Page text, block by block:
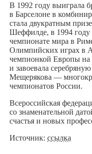
В 1992 году выиграла
в Барселоне в
стала двукратным
Шеффилде, в 1994 году
чемпионате мира в
Олимпийских играх в
чемпионкой Европы на
и завоевала
Мещерякова —
чемпионатов России.
Всероссийская
со знаменательной
счастья и новых
Источник: ссылка